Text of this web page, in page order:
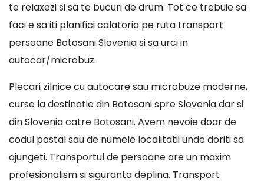
te relaxezi si sa te bucuri de drum. Tot ce trebuie sa
faci e sa iti planifici calatoria pe ruta transport
persoane Botosani Slovenia si sa urci in
autocar/microbuz.
Plecari zilnice cu autocare sau microbuze moderne,
curse la destinatie din Botosani spre Slovenia dar si
din Slovenia catre Botosani. Avem nevoie doar de
codul postal sau de numele localitatii unde doriti sa
ajungeti. Transportul de persoane are un maxim
profesionalism si siguranta deplina. Transport